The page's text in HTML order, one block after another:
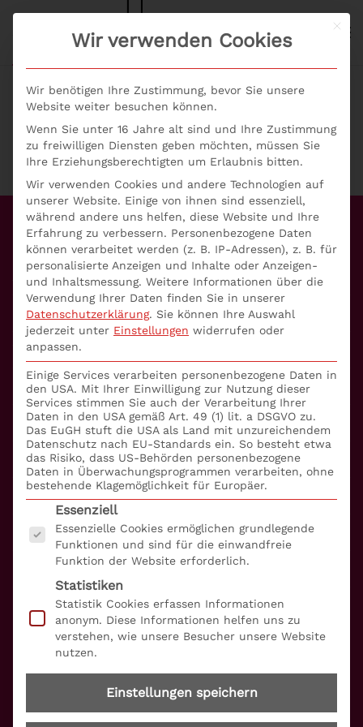
Skip to main content
Unser Angebot
Aufsichtsrat
Geldwäscheprävention
WpHG-Compliance
Management
Betrugsprävention
Informationssicherheit
Compliance
Embargo + Sanktionen
Datenschutz
Barrierefreiheitserklärung
Über uns
S+P Unternehmerforum
Mit
Wir verwenden Cookies
Wir benötigen Ihre Zustimmung, bevor Sie unsere
Website weiter besuchen können.
Wenn Sie unter 16 Jahre alt sind und Ihre Zustimmung
zu freiwilligen Diensten geben möchten, müssen Sie
Ihre Erziehungsberechtigten um Erlaubnis bitten.
Wir verwenden Cookies und andere Technologien auf
unserer Website. Einige von ihnen sind essenziell,
während andere uns helfen, diese Website und Ihre
Erfahrung zu verbessern. Personenbezogene Daten
können verarbeitet werden (z. B. IP-Adressen), z. B. für
personalisierte Anzeigen und Inhalte oder Anzeigen-
und Inhaltsmessung. Weitere Informationen über die
Verwendung Ihrer Daten finden Sie in unserer
Datenschutzerklärung. Sie können Ihre Auswahl
jederzeit unter Einstellungen widerrufen oder
anpassen.
Einige Services verarbeiten personenbezogene Daten in
den USA. Mit Ihrer Einwilligung zur Nutzung dieser
Services stimmen Sie auch der Verarbeitung Ihrer
Daten in den USA gemäß Art. 49 (1) lit. a DSGVO zu.
Das EuGH stuft die USA als Land mit unzureichendem
Datenschutz nach EU-Standards ein. So besteht etwa
das Risiko, dass US-Behörden personenbezogene
Daten in Überwachungsprogrammen verarbeiten, ohne
bestehende Klagemöglichkeit für Europäer.
Es folgt eine Liste der Service-Gruppen, für die
Essenziell
Essenzielle Cookies ermöglichen grundlegende
Funktionen und sind für die einwandfreie
Funktion der Website erforderlich.
Statistiken
Statistik Cookies erfassen Informationen
anonym. Diese Informationen helfen uns zu
verstehen, wie unsere Besucher unsere Website
nutzen.
Einstellungen speichern